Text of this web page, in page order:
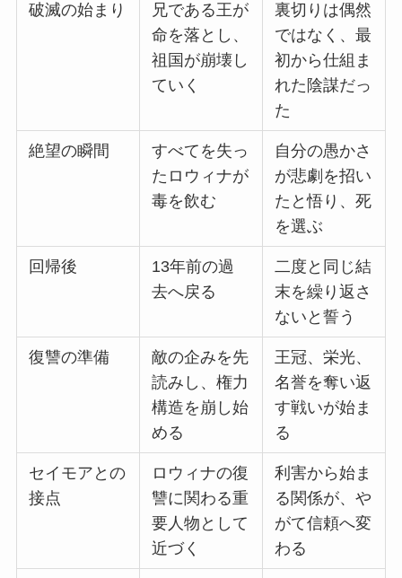
破滅の始まり
兄である王が
命を落とし、
祖国が崩壊し
ていく
裏切りは偶然
ではなく、最
初から仕組ま
れた陰謀だっ
た
絶望の瞬間
すべてを失っ
たロウィナが
毒を飲む
自分の愚かさ
が悲劇を招い
たと悟り、死
を選ぶ
回帰後
13年前の過
去へ戻る
二度と同じ結
末を繰り返さ
ないと誓う
復讐の準備
敵の企みを先
読みし、権力
構造を崩し始
める
王冠、栄光、
名誉を奪い返
す戦いが始ま
る
セイモアとの
接点
ロウィナの復
讐に関わる重
要人物として
近づく
利害から始ま
る関係が、や
がて信頼へ変
わる